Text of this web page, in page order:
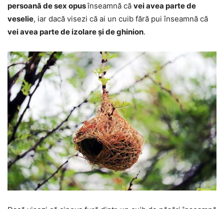
persoană de sex opusînseamnă că vei avea parte de
veselie, iar dacă visezi că ai un cuib fără pui înseamnă că
vei avea parte de izolare și de ghinion.